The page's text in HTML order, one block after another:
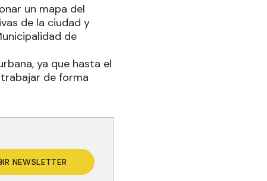
un mapa del
de la ciudad y
de
ya que hasta el
de forma
NEWSLETTER